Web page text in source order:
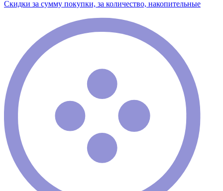
Скидки за сумму покупки, за количество, накопительные